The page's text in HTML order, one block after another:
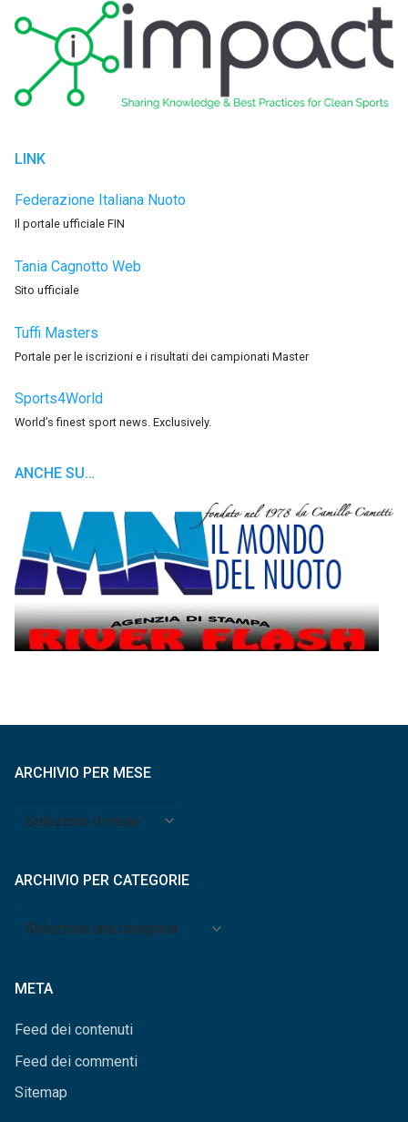
LINK
Federazione Italiana Nuoto
Il portale ufficiale FIN
Tania Cagnotto Web
Sito ufficiale
Tuffi Masters
Portale per le iscrizioni e i risultati dei campionati Master
Sports4World
World’s finest sport news. Exclusively.
ANCHE SU…
ARCHIVIO PER MESE
Archivio
ARCHIVIO PER CATEGORIE
Archivio
META
Feed dei contenuti
Feed dei commenti
Sitemap